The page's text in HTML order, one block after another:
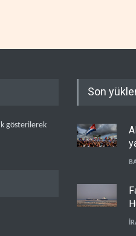
gösterilerek
Son